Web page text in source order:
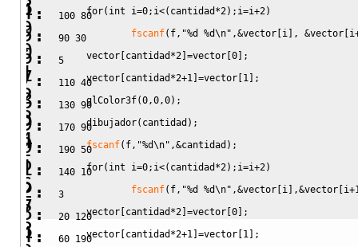
for( int i=0; i<( cantidad *2) ; i=i+2)
fscanf( f , "%d %d\n" ,&vector [i ] , &vector [i
vector [cantidad *2] =vector [0] ;
vector [cantidad *2+1 ] =vector [1 ] ;
glColor3f(0 ,0 ,0) ;
dibujador( cantidad ) ;
fscanf( f , "%d\n" ,&cantidad ) ;
for( int i=0; i<( cantidad *2) ; i=i+2)
fscanf( f , "%d %d\n" ,&vector [i ] ,&vector [i+
vector [cantidad *2] =vector [0] ;
vector [cantidad *2+1 ] =vector [1 ] ;